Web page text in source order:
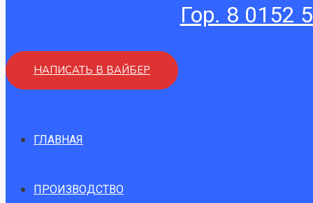
Гор. 8 0152
НАПИСАТЬ В ВАЙБЕР
ГЛАВНАЯ
ПРОИЗВОДСТВО